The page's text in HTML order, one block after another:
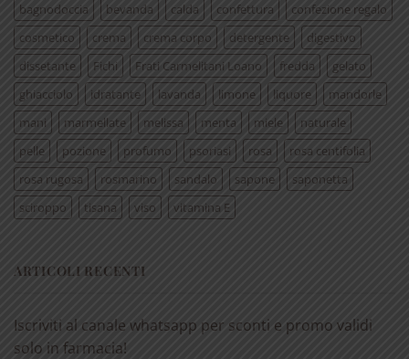
bagnodoccia
bevanda calda confettura
confezione regalo
cosmetico
crema crema corpo detergente
digestivo
dissetante
Fichi Frati Carmelitani Loano fredda
gelato
ghiacciolo
idratante lavanda limone liquore
mandorle
mani
marmellate melissa menta miele
naturale
pelle
pozione profumo psoriasi rosa
rosa centifolia
rosa rugosa
rosmarino sandalo sapone
saponetta
sciroppo
tisana viso vitamina E
ARTICOLI RECENTI
Iscriviti al canale whatsapp per sconti e promo validi
solo in farmacia!